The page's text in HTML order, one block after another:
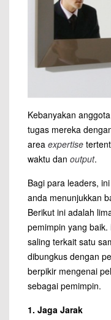
Kebanyakan
tugas mereka
area expertise
waktu dan output.
Bagi para leaders,
anda menunjukkan
Berikut ini adalah
pemimpin yang
saling terkait satu
dibungkus dengan
berpikir mengenai
sebagai pemimpin.
1. Jaga Jarak